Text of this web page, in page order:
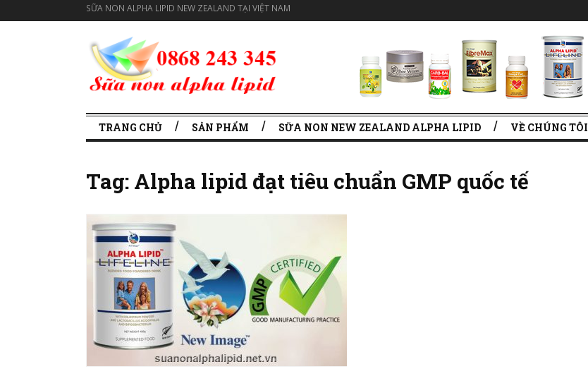
SỮA NON ALPHA LIPID NEW ZEALAND TẠI VIỆT NAM
TRANG CHỦ SẢN PHẨM SỮA NON NEW ZEALAND ALPHA LIPID VỀ CHÚNG TÔI
Tag: Alpha lipid đạt tiêu chuẩn GMP quốc tế